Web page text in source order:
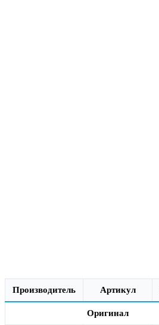
Производитель Артикул
Оригинал